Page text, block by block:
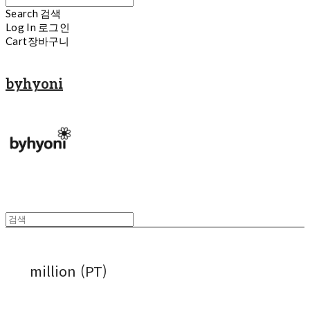
Search 검색
Log In 로그인
Cart장바구니
byhyoni
million (PT)